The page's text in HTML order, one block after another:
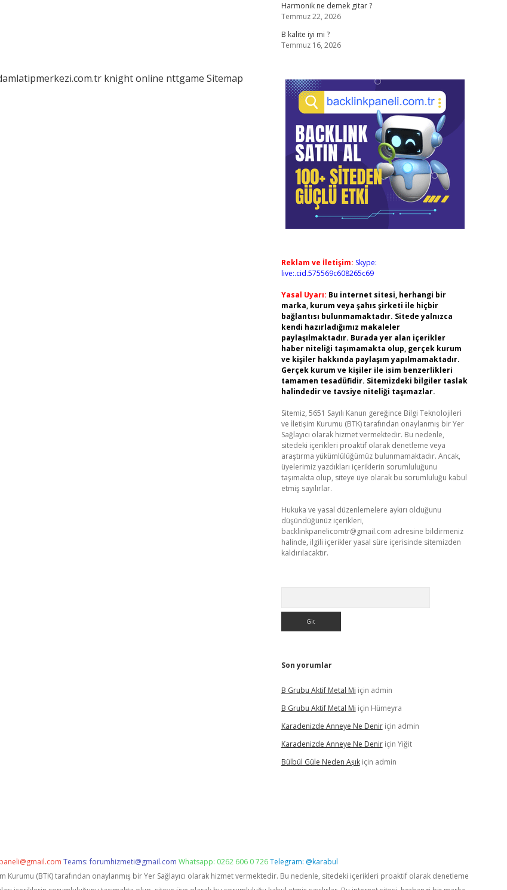
knight online nttgame Sitemap
Harmonik ne demek gitar ?
Temmuz 22, 2026
B kalite iyi mi ?
Temmuz 16, 2026
Reklam ve İletişim: Skype:
live:.cid.575569c608265c69
Yasal Uyarı: Bu internet sitesi, herhangi bir
marka, kurum veya şahıs şirketi ile hiçbir
bağlantısı bulunmamaktadır. Sitede yalnızca
kendi hazırladığımız makaleler
paylaşılmaktadır. Burada yer alan içerikler
haber niteliği taşımamakta olup, gerçek kurum
ve kişiler hakkında paylaşım yapılmamaktadır.
Gerçek kurum ve kişiler ile isim benzerlikleri
tamamen tesadüfidir. Sitemizdeki bilgiler taslak
halindedir ve tavsiye niteliği taşımazlar.
Sitemiz, 5651 Sayılı Kanun gereğince Bilgi Teknolojileri
ve İletişim Kurumu (BTK) tarafından onaylanmış bir Yer
Sağlayıcı olarak hizmet vermektedir. Bu nedenle,
sitedeki içerikleri proaktif olarak denetleme veya
araştırma yükümlülüğümüz bulunmamaktadır. Ancak,
üyelerimiz yazdıkları içeriklerin sorumluluğunu
taşımakta olup, siteye üye olarak bu sorumluluğu kabul
etmiş sayılırlar.
Hukuka ve yasal düzenlemelere aykırı olduğunu
düşündüğünüz içerikleri,
backlinkpanelicomtr@gmail.com adresine bildirmeniz
halinde, ilgili içerikler yasal süre içerisinde sitemizden
kaldırılacaktır.
Son yorumlar
B Grubu Aktif Metal Mi için admin
B Grubu Aktif Metal Mi için Hümeyra
Karadenizde Anneye Ne Deniriçin admin
Karadenizde Anneye Ne Deniriçin Yiğit
Bülbül Güle Neden Aşıkiçin admin
Teams:forumhizmeti@gmail.com Whatsapp: 0262 606 0 726Telegram: @karabul
Kurumu (BTK) tarafından onaylanmış bir Yer Sağlayıcı olarak hizmet vermektedir. Bu nedenle, sitedeki içerikleri proaktif olarak denetleme